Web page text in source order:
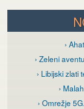
›
› Zeleni
› Libijski zlati
›
› Omrežje